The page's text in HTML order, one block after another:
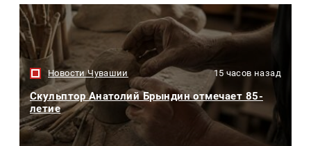
Новости Чувашии 15 часов назад
Скульптор Анатолий Брындин отмечает 85-
летие